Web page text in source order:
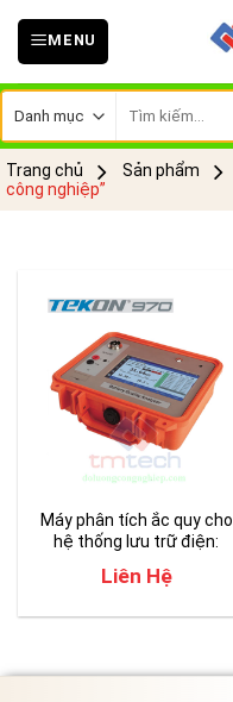
Skip
MENU
kiếm:
Trang chủ Sản phẩm
công nghiệp”
Máy phân tích ắc quy cho
hệ thống lưu trữ điện:
Liên Hệ